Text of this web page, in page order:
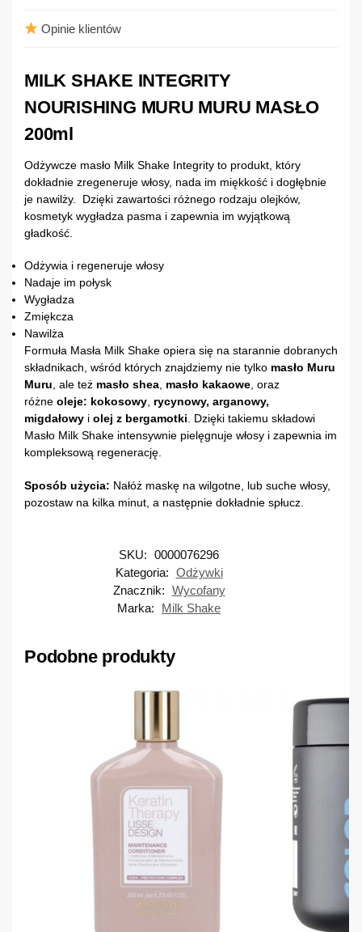
Opinie klientów
MILK SHAKE INTEGRITY
NOURISHING MURU MURU MASŁO
200ml
Odżywcze masło Milk Shake Integrity to produkt, który
dokładnie zregeneruje włosy, nada im miękkość i dogłębnie
je nawilży. Dzięki zawartości różnego rodzaju olejków,
kosmetyk wygładza pasma i zapewnia im wyjątkową
gładkość.
Odżywia i regeneruje włosy
Nadaje im połysk
Wygładza
Zmiękcza
Nawilża
Formuła Masła Milk Shake opiera się na starannie dobranych
składnikach, wśród których znajdziemy nie tylko masło Muru
Muru, ale też masło shea, masło kakaowe, oraz
różne oleje: kokosowy, rycynowy, arganowy,
migdałowy i olej z bergamotki. Dzięki takiemu składowi
Masło Milk Shake intensywnie pielęgnuje włosy i zapewnia im
kompleksową regenerację.
Sposób użycia: Nałóż maskę na wilgotne, lub suche włosy,
pozostaw na kilka minut, a następnie dokładnie spłucz.
SKU: 0000076296
Kategoria: Odżywki
Znacznik: Wycofany
Marka:
Milk Shake
Podobne produkty